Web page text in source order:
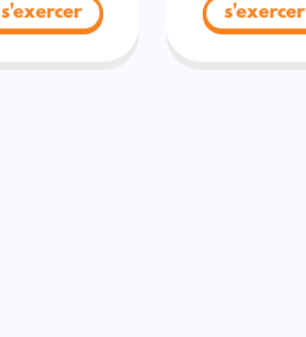
s'exercer s'exercer